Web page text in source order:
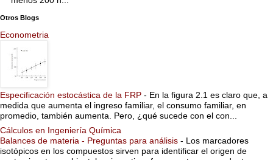
Otros Blogs
Econometria
Especificación estocástica de la FRP - En la figura 2.1 es claro que, a
medida que aumenta el ingreso familiar, el consumo familiar, en
promedio, también aumenta. Pero, ¿qué sucede con el con...
Cálculos en Ingeniería Química
Balances de materia - Preguntas para análisis - Los marcadores
isotópicos en los compuestos sirven para identificar el origen de